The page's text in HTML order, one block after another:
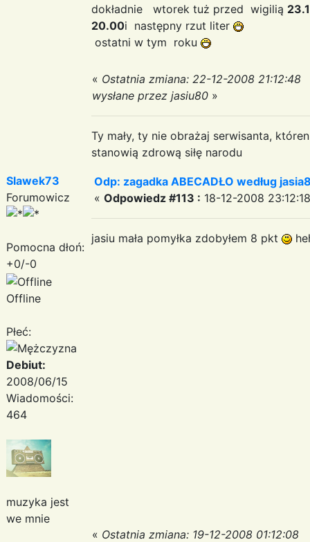
dokładnie wtorek tuż przed wigilią
20.00i następny rzut liter
ostatni w tym roku
« Ostatnia zmiana: 22-12-2008 21:12:48
wysłane przez jasiu80 »
Ty mały, ty nie obrażaj serwisanta,
stanowią zdrową siłę narodu
Slawek73
Forumowicz
Pomocna dłoń:
+0/-0
Offline
Płeć:
Debiut:
2008/06/15
Wiadomości:
464
muzyka jest
we mnie
Odp: zagadka ABECADŁO według
« Odpowiedz #113 : 18-12-2008
jasiu mała pomyłka zdobyłem 8 pkt
« Ostatnia zmiana: 19-12-2008 01:12:08